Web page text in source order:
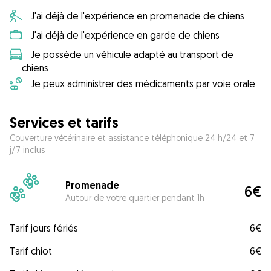
J'ai déjà de l'expérience en promenade de chiens
J'ai déjà de l'expérience en garde de chiens
Je possède un véhicule adapté au transport de
chiens
Je peux administrer des médicaments par voie orale
Services et tarifs
Couverture vétérinaire et assistance téléphonique 24 h/24 et 7
j/7 inclus
Promenade
Autour de votre quartier pendant 1h 6€
Tarif jours fériés
6€
Tarif chiot
6€